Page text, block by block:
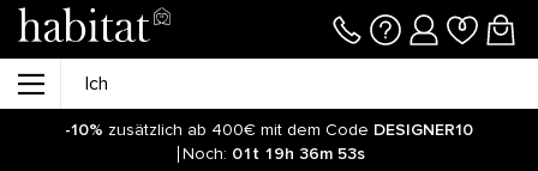
-10% zusätzlich ab 400€ mit dem Code DESIGNER10
Noch: 01t 19h 36m 52s